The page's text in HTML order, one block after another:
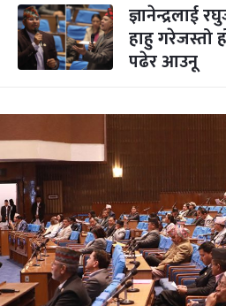
ज्ञानेन्द्रलाई
हाहु गरेजस्तो
पढेर आउनू